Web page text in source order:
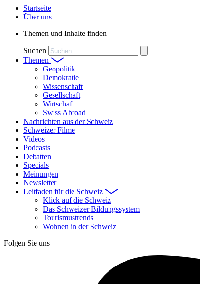
Startseite
Über uns
Themen und Inhalte finden
Suchen
Themen
Geopolitik
Demokratie
Wissenschaft
Gesellschaft
Wirtschaft
Swiss Abroad
Nachrichten aus der Schweiz
Schweizer Filme
Videos
Podcasts
Debatten
Specials
Meinungen
Newsletter
Leitfaden für die Schweiz
Klick auf die Schweiz
Das Schweizer Bildungssystem
Tourismustrends
Wohnen in der Schweiz
Folgen Sie uns